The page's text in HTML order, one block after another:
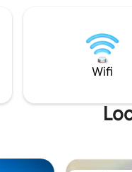
la
jardin
permettront
Wifi